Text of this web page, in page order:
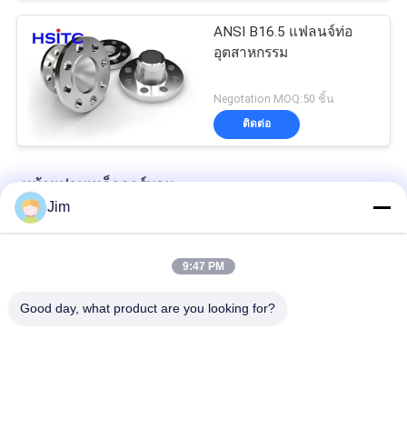
ANSI B16.5 แฟลนจ์ท่อ
อุตสาหกรรม
Negotation MOQ:50 ชิ้น
ติดต่อ
หน้าแปลนเหล็กคาร์บอน
ประเภท 400 Blind Blind Flange สแตนเลส5
ASTM A694 เหล็กคาร์บอนต่ํา Flanges 2.75 " 250 Mpa
ASME B16.5 Astm A105 กระบวนการโกงแผ่นเหล็กอ่อน
Jim
9:47 PM
Good day, what product are you looking for?